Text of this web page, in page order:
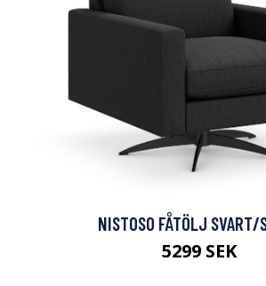
NISTOSO FÅTÖLJ SVART/
5299 SEK